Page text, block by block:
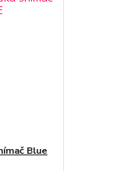
Blue